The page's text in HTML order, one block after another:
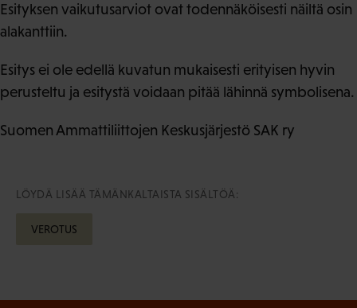
Esityksen vaikutusarviot ovat todennäköisesti näiltä osin
alakanttiin.
Esitys ei ole edellä kuvatun mukaisesti erityisen hyvin
perusteltu ja esitystä voidaan pitää lähinnä symbolisena.
Suomen Ammattiliittojen Keskusjärjestö SAK ry
LÖYDÄ LISÄÄ TÄMÄNKALTAISTA SISÄLTÖÄ:
VEROTUS